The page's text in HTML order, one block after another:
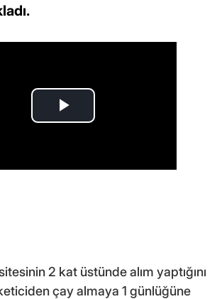
2 kat üstünde alım yaptığını
çay almaya 1 günlüğüne